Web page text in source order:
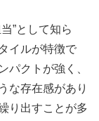
”として知ら
イルが特徴で
パクトが強く、
な存在感があり
り出すことが多